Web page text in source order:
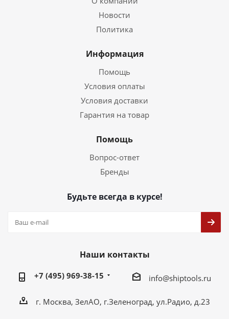
Новости
Политика
Информация
Помощь
Условия оплаты
Условия доставки
Гарантия на товар
Помощь
Вопрос-ответ
Бренды
Будьте всегда в курсе!
Наши контакты
+7 (495) 969-38-15 info@shiptools.ru
г. Москва, ЗелАО, г.Зеленоград, ул.Радио, д.23